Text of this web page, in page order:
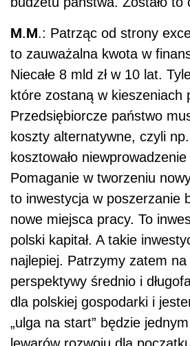
M.M.: Patrząc od strony
to zauważalna kwota w
Niecałe 8 mld zł w 10 lat.
które zostaną w kieszeniach
Przedsiębiorcze państwo
koszty alternatywne, czyli
kosztowało
Pomaganie w tworzeniu
to inwestycja w poszerzanie
nowe miejsca pracy. To
polski kapitał. A takie
najlepiej. Patrzymy zatem
perspektywy średnio i
dla polskiej gospodarki i
„ulga na start” będzie